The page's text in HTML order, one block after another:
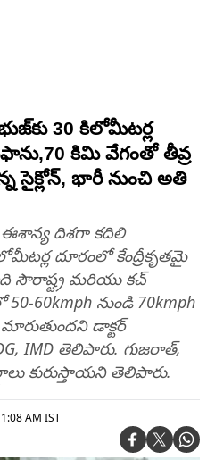
30 కిలోమీటర్ల
కిమి వేగంతో తీవ్ర
సైక్లోన్, భారీ నుంచి అతి
ఈశాన్య దిశగా కదిలి
దూరంలో కేంద్రీకృతమై
సౌరాష్ట్ర మరియు కచ్
60kmph నుండి 70kmph
డాక్టర్
IMD తెలిపారు. గుజరాత్,
కురుస్తాయని తెలిపారు.
AM IST